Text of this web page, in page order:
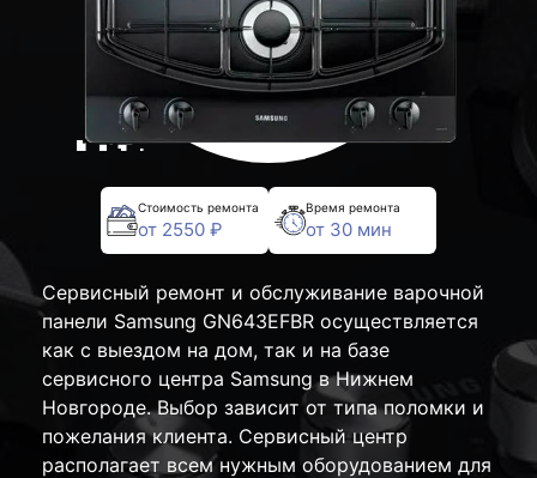
Стоимость ремонта
от 2550 ₽
Время ремонта
от 30 мин
Сервисный ремонт и обслуживание варочной
панели Samsung GN643EFBR осуществляется
как с выездом на дом, так и на базе
сервисного центра Samsung в Нижнем
Новгороде. Выбор зависит от типа поломки и
пожелания клиента. Сервисный центр
располагает всем нужным оборудованием для